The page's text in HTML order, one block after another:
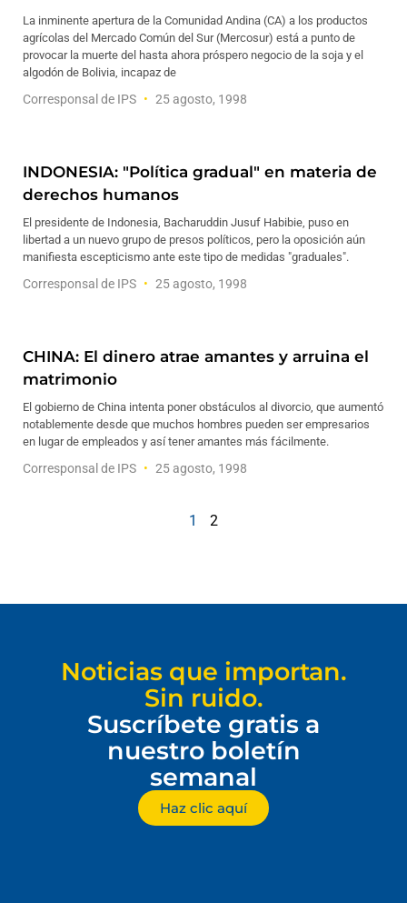
La inminente apertura de la Comunidad Andina (CA) a los productos
agrícolas del Mercado Común del Sur (Mercosur) está a punto de
provocar la muerte del hasta ahora próspero negocio de la soja y el
algodón de Bolivia, incapaz de
Corresponsal de IPS 25 agosto, 1998
INDONESIA: "Política gradual" en materia de
derechos humanos
El presidente de Indonesia, Bacharuddin Jusuf Habibie, puso en
libertad a un nuevo grupo de presos políticos, pero la oposición aún
manifiesta escepticismo ante este tipo de medidas "graduales".
Corresponsal de IPS 25 agosto, 1998
CHINA: El dinero atrae amantes y arruina el
matrimonio
El gobierno de China intenta poner obstáculos al divorcio, que aumentó
notablemente desde que muchos hombres pueden ser empresarios
en lugar de empleados y así tener amantes más fácilmente.
Corresponsal de IPS 25 agosto, 1998
1 2
Noticias que importan.
Sin ruido.
Suscríbete gratis a
nuestro boletín
semanal
Haz clic aquí